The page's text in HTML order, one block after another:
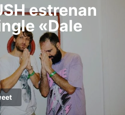
estrenan
«Dale